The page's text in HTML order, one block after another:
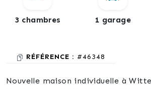
3 chambres 1 garage
RÉFÉRENCE : #46348
Nouvelle maison individuelle à